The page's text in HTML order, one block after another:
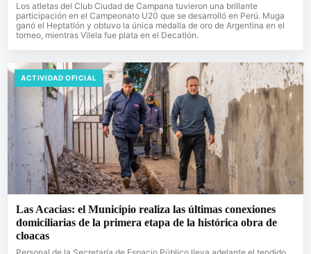
Los atletas del Club Ciudad de Campana tuvieron una brillante
participación en el Campeonato U20 que se desarrolló en Perú. Muga
ganó el Heptatlón y obtuvo la única medalla de oro de Argentina en el
torneo, mientras Vilela fue plata en el Decatlón.
ACTIVIDAD OFICIAL
Las Acacias: el Municipio realiza las últimas conexiones
domiciliarias de la primera etapa de la histórica obra de
cloacas